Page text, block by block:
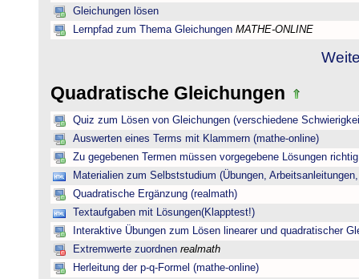
Gleichungen lösen
Lernpfad zum Thema Gleichungen MATHE-ONLINE
Quadratische Gleichungen
Quiz zum Lösen von Gleichungen (verschiedene
Auswerten eines Terms mit Klammern (mathe-online)
Zu gegebenen Termen müssen vorgegebene Lösungen
Materialien zum Selbststudium (Übungen,
Quadratische Ergänzung (realmath)
Textaufgaben mit Lösungen(Klapptest!)
Interaktive Übungen zum Lösen linearer und quadratischer
Extremwerte zuordnen realmath
Herleitung der p-q-Formel (mathe-online)